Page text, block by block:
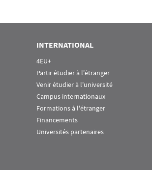
INTERNATIONAL
4EU+
Partir étudier à l'étranger
Venir étudier à l'université
Campus internationaux
Formations à l'étranger
Financements
Universités partenaires